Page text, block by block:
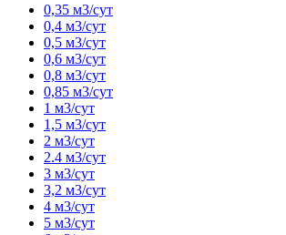
0,35 м3/сут
0,4 м3/сут
0,5 м3/сут
0,6 м3/сут
0,8 м3/сут
0,85 м3/сут
1 м3/сут
1,5 м3/сут
2 м3/сут
2.4 м3/сут
3 м3/сут
3,2 м3/сут
4 м3/сут
5 м3/сут